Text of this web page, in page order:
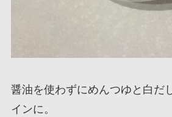
醤油を使わずにめんつゆと白だ
インに。